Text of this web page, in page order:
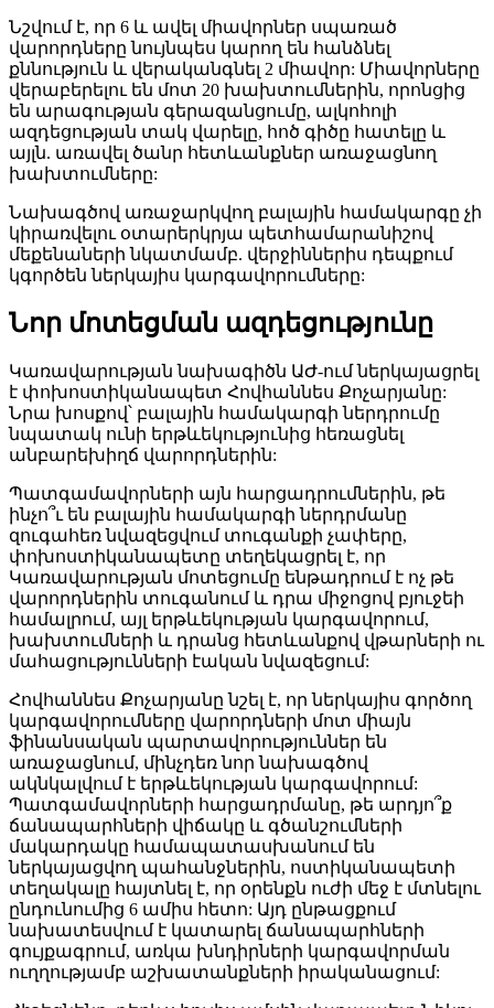
Նշվում է, որ 6 և ավել միավորներ սպառած
վարորդները նույնպես կարող են հանձնել
քննություն և վերականգնել 2 միավոր: Միավորները
վերաբերելու են մոտ 20 խախտումներին, որոնցից
են արագության գերազանցումը, ալկոհոլի
ազդեցության տակ վարելը, հոծ գիծը հատելը և
այլն. առավել ծանր հետևանքներ առաջացնող
խախտումները:
Նախագծով առաջարկվող բալային համակարգը չի
կիրառվելու օտարերկրյա պետհամարանիշով
մեքենաների նկատմամբ. վերջիններիս դեպքում
կգործեն ներկայիս կարգավորումները:
Նոր մոտեցման ազդեցությունը
Կառավարության նախագիծն ԱԺ-ում ներկայացրել
է փոխոստիկանապետ Հովհաննես Քոչարյանը:
Նրա խոսքով՝ բալային համակարգի ներդրումը
նպատակ ունի երթևեկությունից հեռացնել
անբարեխիղճ վարորդներին:
Պատգամավորների այն հարցադրումներին, թե
ինչո՞ւ են բալային համակարգի ներդրմանը
զուգահեռ նվազեցվում տուգանքի չափերը,
փոխոստիկանապետը տեղեկացրել է, որ
Կառավարության մոտեցումը ենթադրում է ոչ թե
վարորդներին տուգանում և դրա միջոցով բյուջեի
համալրում, այլ երթևեկության կարգավորում,
խախտումների և դրանց հետևանքով վթարների ու
մահացությունների էական նվազեցում:
Հովհաննես Քոչարյանը նշել է, որ ներկայիս գործող
կարգավորումները վարորդների մոտ միայն
ֆինանսական պարտավորություններ են
առաջացնում, մինչդեռ նոր նախագծով
ակնկալվում է երթևեկության կարգավորում:
Պատգամավորների հարցադրմանը, թե արդյո՞ք
ճանապարհների վիճակը և գծանշումների
մակարդակը համապատասխանում են
ներկայացվող պահանջներին, ոստիկանապետի
տեղակալը հայտնել է, որ օրենքն ուժի մեջ է մտնելու
ընդունումից 6 ամիս հետո: Այդ ընթացքում
նախատեսվում է կատարել ճանապարհների
գույքագրում, առկա խնդիրների կարգավորման
ուղղությամբ աշխատանքների իրականացում: